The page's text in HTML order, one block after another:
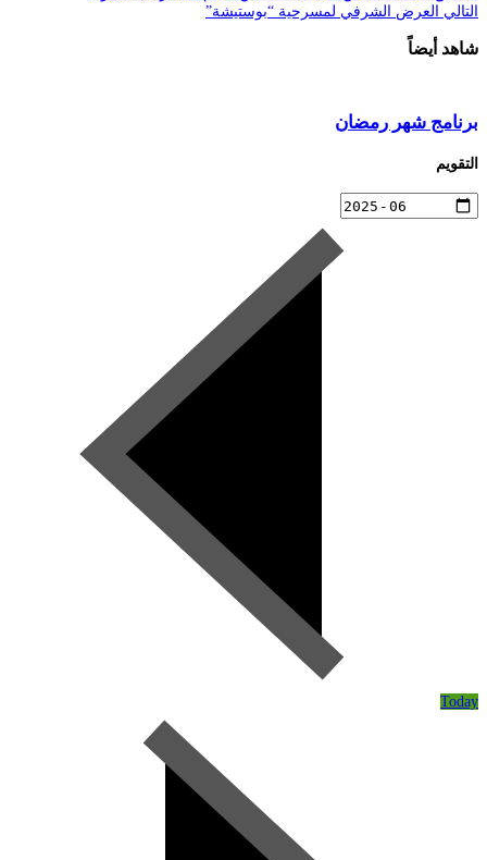
التالي العرض الشرفي لمسرحية “بوستيشة”
شاهد أيضاً
برنامج شهر رمضان
التقويم
Today